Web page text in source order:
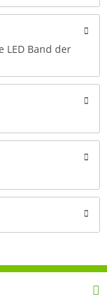
LED Band der